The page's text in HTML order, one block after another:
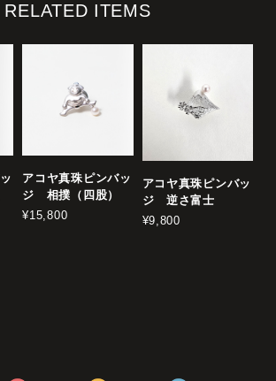
RELATED ITEMS
アコヤ真珠ピンバッ
ジ 相撲（四股）
¥15,800
アコヤ真珠ピンバッ
ジ 逆さ富士
¥9,800